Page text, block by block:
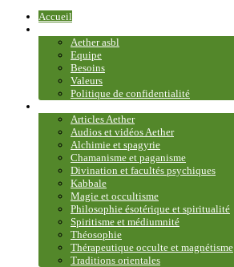
Accueil
Aether asbl
Equipe
Besoins
Valeurs
Politique de confidentialité
Articles Aether
Audios et vidéos Aether
Alchimie et spagyrie
Chamanisme et paganisme
Divination et facultés psychiques
Kabbale
Magie et occultisme
Philosophie ésotérique et spiritualité
Spiritisme et médiumnité
Théosophie
Thérapeutique occulte et magnétisme
Traditions orientales